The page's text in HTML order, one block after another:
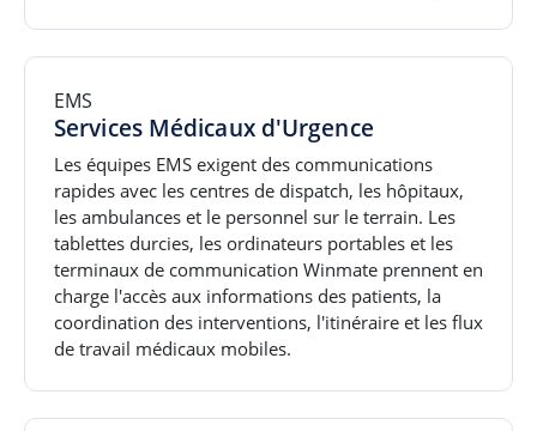
EMS
Services Médicaux d'Urgence
Les équipes EMS exigent des communications
rapides avec les centres de dispatch, les hôpitaux,
les ambulances et le personnel sur le terrain. Les
tablettes durcies, les ordinateurs portables et les
terminaux de communication Winmate prennent en
charge l'accès aux informations des patients, la
coordination des interventions, l'itinéraire et les flux
de travail médicaux mobiles.